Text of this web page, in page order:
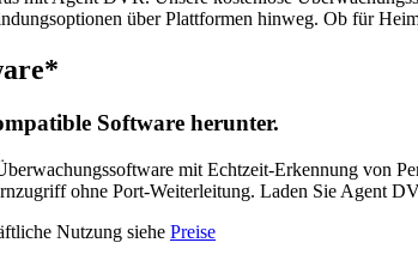
über Plattformen hinweg. Ob für
Software herunter.
mit Echtzeit-Erkennung von
ohne Port-Weiterleitung. Laden Sie Agent
Nutzung siehe Preise